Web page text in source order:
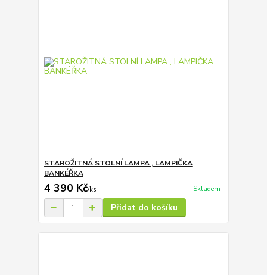
STAROŽITNÁ STOLNÍ LAMPA , LAMPIČKA
BANKÉŘKA
4 390 Kč/ks Skladem
Přidat do košíku